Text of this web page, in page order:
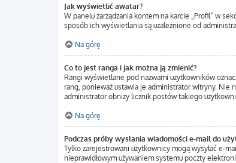
Jak wyświetlić awatar?
W panelu zarządzania kontem na karcie „Profil” w
sposób ich wyświetlania są uzależnione od
Na górę
Co to jest ranga i jak można ją zmienić?
Rangi wyświetlane pod nazwami użytkowników
rang, ponieważ ustawia je administrator witryny. Nie
administrator obniży licznik postów takiego
Na górę
Podczas próby wysłania wiadomości e-mail do
Tylko zarejestrowani użytkownicy mogą wysyłać e-
nieprawidłowym używaniem systemu poczty